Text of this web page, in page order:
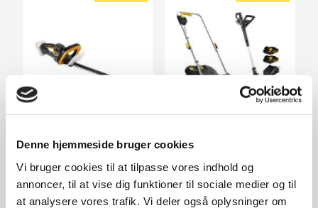
Denne hjemmeside bruger cookies
Vi bruger cookies til at tilpasse vores indhold og
annoncer, til at vise dig funktioner til sociale medier og til
at analysere vores trafik. Vi deler også oplysninger om
m/batteri+lader
599,-
På lager
GTX2000
1.698,-
På lager